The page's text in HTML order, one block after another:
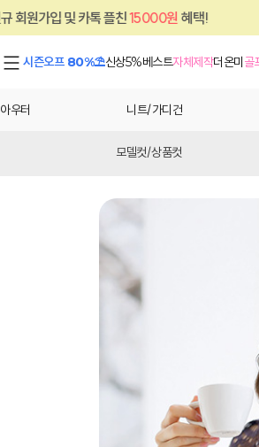
톡 플친15000원혜택!
시즌오프 80%⛱신상5%베스트자체제작더온미골
아우터 니트/가디건
모델컷/상품컷